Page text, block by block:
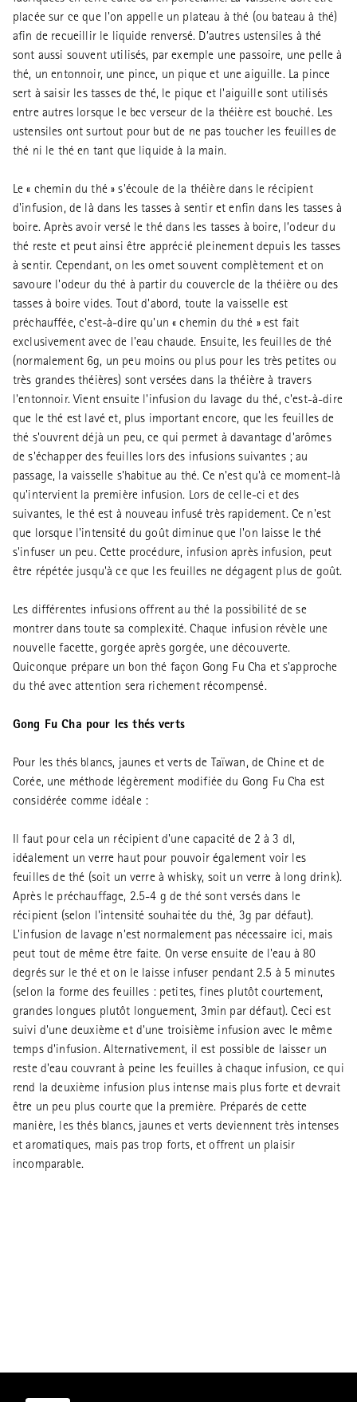
placée sur ce que l'on appelle un plateau à thé (ou bateau à thé)
afin de recueillir le liquide renversé. D’autres ustensiles à thé
sont aussi souvent utilisés, par exemple une passoire, une pelle à
thé, un entonnoir, une pince, un pique et une aiguille. La pince
sert à saisir les tasses de thé, le pique et l'aiguille sont utilisés
entre autres lorsque le bec verseur de la théière est bouché. Les
ustensiles ont surtout pour but de ne pas toucher les feuilles de
thé ni le thé en tant que liquide à la main.
Le « chemin du thé » s'écoule de la théière dans le récipient
d'infusion, de là dans les tasses à sentir et enfin dans les tasses à
boire. Après avoir versé le thé dans les tasses à boire, l’odeur du
thé reste et peut ainsi être apprécié pleinement depuis les tasses
à sentir. Cependant, on les omet souvent complètement et on
savoure l'odeur du thé à partir du couvercle de la théière ou des
tasses à boire vides. Tout d'abord, toute la vaisselle est
préchauffée, c'est-à-dire qu'un « chemin du thé » est fait
exclusivement avec de l'eau chaude. Ensuite, les feuilles de thé
(normalement 6g, un peu moins ou plus pour les très petites ou
très grandes théières) sont versées dans la théière à travers
l'entonnoir. Vient ensuite l'infusion du lavage du thé, c'est-à-dire
que le thé est lavé et, plus important encore, que les feuilles de
thé s'ouvrent déjà un peu, ce qui permet à davantage d'arômes
de s'échapper des feuilles lors des infusions suivantes ; au
passage, la vaisselle s'habitue au thé. Ce n'est qu'à ce moment-là
qu'intervient la première infusion. Lors de celle-ci et des
suivantes, le thé est à nouveau infusé très rapidement. Ce n'est
que lorsque l'intensité du goût diminue que l'on laisse le thé
s'infuser un peu. Cette procédure, infusion après infusion, peut
être répétée jusqu'à ce que les feuilles ne dégagent plus de goût.
Les différentes infusions offrent au thé la possibilité de se
montrer dans toute sa complexité. Chaque infusion révèle une
nouvelle facette, gorgée après gorgée, une découverte.
Quiconque prépare un bon thé façon Gong Fu Cha et s’approche
du thé avec attention sera richement récompensé.
Gong Fu Cha pour les thés verts
Pour les thés blancs, jaunes et verts de Taïwan, de Chine et de
Corée, une méthode légèrement modifiée du Gong Fu Cha est
considérée comme idéale :
Il faut pour cela un récipient d'une capacité de 2 à 3 dl,
idéalement un verre haut pour pouvoir également voir les
feuilles de thé (soit un verre à whisky, soit un verre à long drink).
Après le préchauffage, 2.5-4 g de thé sont versés dans le
récipient (selon l'intensité souhaitée du thé, 3g par défaut).
L'infusion de lavage n'est normalement pas nécessaire ici, mais
peut tout de même être faite. On verse ensuite de l'eau à 80
degrés sur le thé et on le laisse infuser pendant 2.5 à 5 minutes
(selon la forme des feuilles : petites, fines plutôt courtement,
grandes longues plutôt longuement, 3min par défaut). Ceci est
suivi d'une deuxième et d'une troisième infusion avec le même
temps d'infusion. Alternativement, il est possible de laisser un
reste d'eau couvrant à peine les feuilles à chaque infusion, ce qui
rend la deuxième infusion plus intense mais plus forte et devrait
être un peu plus courte que la première. Préparés de cette
manière, les thés blancs, jaunes et verts deviennent très intenses
et aromatiques, mais pas trop forts, et offrent un plaisir
incomparable.